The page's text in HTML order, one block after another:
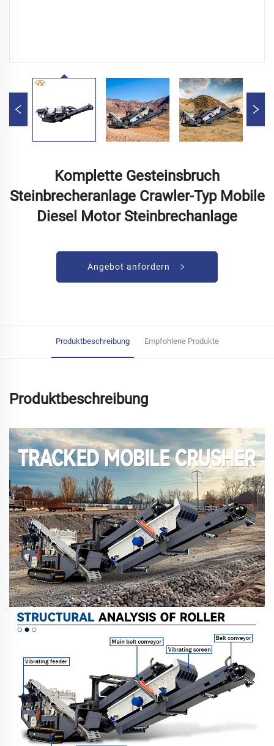
Komplette Gesteinsbruch
Steinbrecheranlage Crawler-Typ Mobile
Diesel Motor Steinbrechanlage
Angebot anfordern
Produktbeschreibung Empfohlene Produkte
Produktbeschreibung